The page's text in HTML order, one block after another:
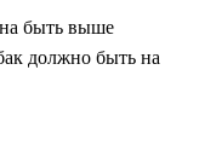
быть выше
должно быть на